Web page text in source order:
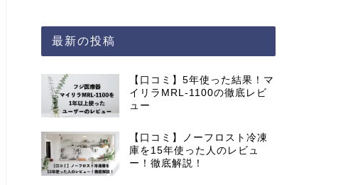
最新の投稿
【口コミ】5年使った結果！マ
イリラMRL-1100の徹底レビ
ュー
【口コミ】ノーフロスト冷凍
庫を15年使った人のレビュ
ー！徹底解説！